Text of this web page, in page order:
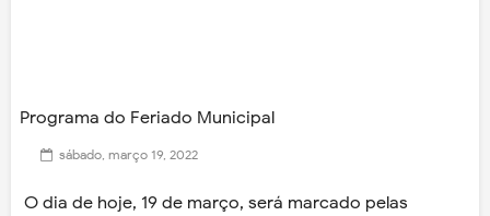
Programa do Feriado Municipal
sábado, março 19, 2022
O dia de hoje, 19 de março, será marcado pelas